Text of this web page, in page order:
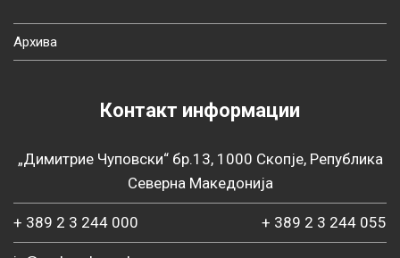
Архива
Контакт информации
„Димитрие Чуповски“ бр.13, 1000 Скопје, Република
Северна Македонија
+ 389 2 3 244 000 + 389 2 3 244 055